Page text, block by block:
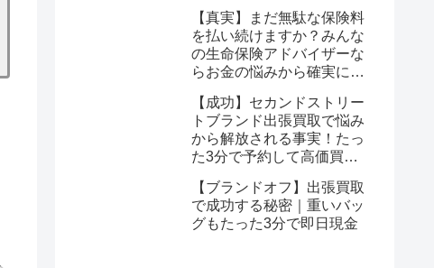
クション金賞の秘密を公開
【真実】まだ無駄な保険料
を払い続けますか？みんな
の生命保険アドバイザーな
らお金の悩みから確実に解
【成功】セカンドストリー
トブランド出張買取で悩み
から解放される事実！たっ
た3分で予約して高価買取
【ブランドオフ】出張買取
で成功する秘密｜重いバッ
グもたった3分で即日現金